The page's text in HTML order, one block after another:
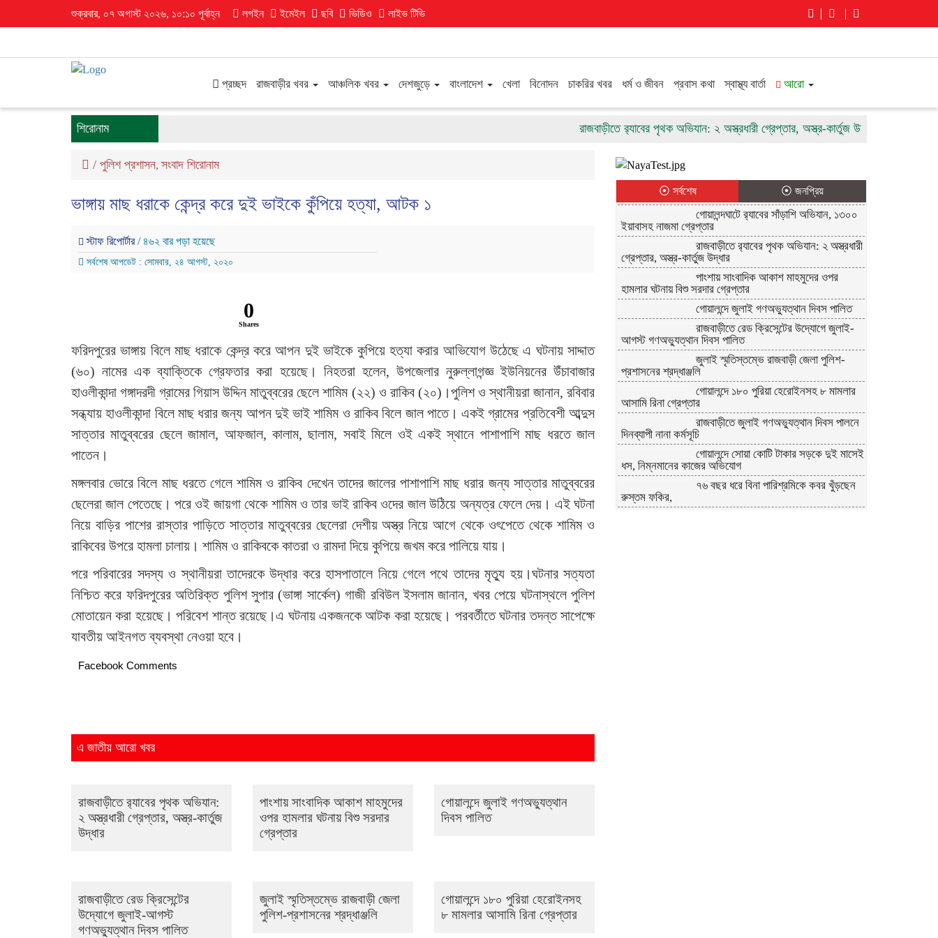
শুক্রবার, ০৭ অগাস্ট ২০২৬, ১০:১০ পূর্বাহ্ন লগইন ইমেইল ছবি ভিডিও লাইভ টিভি
প্রচ্ছদ রাজবাড়ীর খবর আঞ্চলিক খবর দেশজুড়ে বাংলাদেশ খেলা বিনোদন চাকরির খবর ধর্ম ও জীবন প্রবাস কথা স্বাস্থ্য বার্তা আরো
শিরোনাম রাজবাড়ীতে র‌্যাবের পৃথক অভিযান: ২ অস্ত্রধারী গ্রেপ্তার, অস্ত্র-কার্তুজ উদ্ধার
/ পুলিশ প্রশাসন, সংবাদ শিরোনাম
ভাঙ্গায় মাছ ধরাকে কেন্দ্র করে দুই ভাইকে কুঁপিয়ে হত্যা, আটক ১
স্টাফ রিপোর্টার/ ৪৬২ বার পড়া হয়েছে
সর্বশেষ আপডেট : সোমবার, ২৪ আগস্ট, ২০২০
0
Shares
ফরিদপুরের ভাঙ্গায় বিলে মাছ ধরাকে কেন্দ্র করে আপন দুই ভাইকে কুপিয়ে হত্যা করার আভিযোগ উঠেছে এ ঘটনায় সাদ্দাত
(৬০) নামের এক ব্যাক্তিকে গ্রেফতার করা হয়েছে। নিহতরা হলেন, উপজেলার নুরুল্লাগন্জ্ঞ ইউনিয়নের উঁচাবাজার
হাওলীকান্দা গঙ্গাদরদী গ্রামের গিয়াস উদ্দিন মাতুব্বরের ছেলে শামিম (২২) ও রাকিব (২০)।পুলিশ ও স্থানীয়রা জানান, রবিবার
সন্ধ্যায় হাওলীকান্দা বিলে মাছ ধরার জন্য আপন দুই ভাই শামিম ও রাকিব বিলে জাল পাতে। একই গ্রামের প্রতিবেশী আব্দুস
সাত্তার মাতুব্বরের ছেলে জামাল, আফজাল, কালাম, ছালাম, সবাই মিলে ওই একই স্থানে পাশাপাশি মাছ ধরতে জাল
পাতেন।
মঙ্গলবার ভোরে বিলে মাছ ধরতে গেলে শামিম ও রাকিব দেখেন তাদের জালের পাশাপাশি মাছ ধরার জন্য সাত্তার মাতুব্বরের
ছেলেরা জাল পেতেছে। পরে ওই জায়গা থেকে শামিম ও তার ভাই রাকিব ওদের জাল উঠিয়ে অন্যত্র ফেলে দেয়। এই ঘটনা
নিয়ে বাড়ির পাশের রাস্তার পাড়িতে সাত্তার মাতুব্বরের ছেলেরা দেশীয় অস্ত্র নিয়ে আগে থেকে ওৎপেতে থেকে শামিম ও
রাকিবের উপরে হামলা চালায়। শামিম ও রাকিবকে কাতরা ও রামদা দিয়ে কুপিয়ে জখম করে পালিয়ে যায়।
পরে পরিবারের সদস্য ও স্থানীয়রা তাদেরকে উদ্ধার করে হাসপাতালে নিয়ে গেলে পথে তাদের মৃত্যু হয়।ঘটনার সত্যতা
নিশ্চিত করে ফরিদপুরের অতিরিক্ত পুলিশ সুপার (ভাঙ্গা সার্কেল) গাজী রবিউল ইসলাম জানান, খবর পেয়ে ঘটনাস্থলে পুলিশ
মোতায়েন করা হয়েছে। পরিবেশ শান্ত রয়েছে।এ ঘটনায় একজনকে আটক করা হয়েছে। পরবর্তীতে ঘটনার তদন্ত সাপেক্ষে
যাবতীয় আইনগত ব্যবস্থা নেওয়া হবে।
Facebook Comments
এ জাতীয় আরো খবর
রাজবাড়ীতে র‌্যাবের পৃথক অভিযান:
২ অস্ত্রধারী গ্রেপ্তার, অস্ত্র-কার্তুজ
উদ্ধার
পাংশায় সাংবাদিক আকাশ মাহমুদের
ওপর হামলার ঘটনায় বিশু সরদার
গ্রেপ্তার
গোয়ালন্দে জুলাই গণঅভ্যুত্থান
দিবস পালিত
রাজবাড়ীতে রেড ক্রিসেন্টের
উদ্যোগে জুলাই-আগস্ট
গণঅভ্যুত্থান দিবস পালিত
জুলাই স্মৃতিস্তম্ভে রাজবাড়ী জেলা
পুলিশ-প্রশাসনের শ্রদ্ধাঞ্জলি
গোয়ালন্দে ১৮০ পুরিয়া হেরোইনসহ
৮ মামলার আসামি রিনা গ্রেপ্তার
⦿ সর্বশেষ ⦿ জনপ্রিয়
গোয়ালন্দঘাটে র‌্যাবের সাঁড়াশি অভিযান, ১৩০০
ইয়াবাসহ নাজমা গ্রেপ্তার
রাজবাড়ীতে র‌্যাবের পৃথক অভিযান: ২ অস্ত্রধারী
গ্রেপ্তার, অস্ত্র-কার্তুজ উদ্ধার
পাংশায় সাংবাদিক আকাশ মাহমুদের ওপর
হামলার ঘটনায় বিশু সরদার গ্রেপ্তার
গোয়ালন্দে জুলাই গণঅভ্যুত্থান দিবস পালিত
রাজবাড়ীতে রেড ক্রিসেন্টের উদ্যোগে জুলাই-
আগস্ট গণঅভ্যুত্থান দিবস পালিত
জুলাই স্মৃতিস্তম্ভে রাজবাড়ী জেলা পুলিশ-
প্রশাসনের শ্রদ্ধাঞ্জলি
গোয়ালন্দে ১৮০ পুরিয়া হেরোইনসহ ৮ মামলার
আসামি রিনা গ্রেপ্তার
রাজবাড়ীতে জুলাই গণঅভ্যুত্থান দিবস পালনে
দিনব্যাপী নানা কর্মসূচি
গোয়ালন্দে সোয়া কোটি টাকার সড়কে দুই মাসেই
ধস, নিম্নমানের কাজের অভিযোগ
৭৬ বছর ধরে বিনা পারিশ্রমিকে কবর খুঁড়ছেন
রুস্তম ফকির,